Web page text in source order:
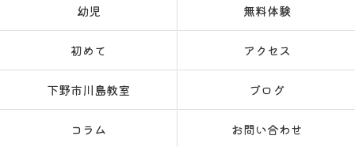
幼児 無料体験
初めて アクセス
下野市川島教室 ブログ
コラム お問い合わせ